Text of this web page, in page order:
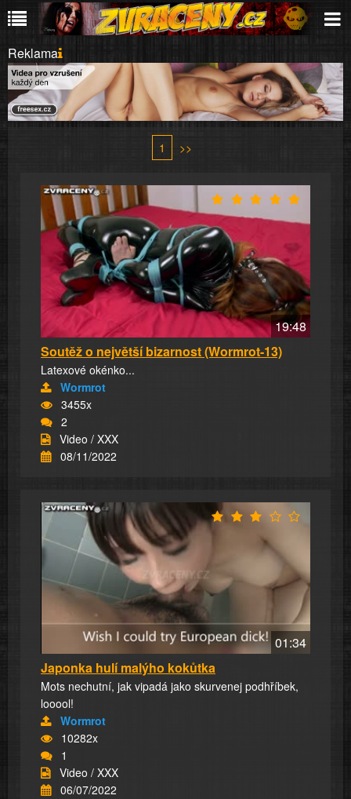
Reklama
1 >>
19:48
Soutěž o největší bizarnost (Wormrot-13)
Latexové okénko...
Wormrot
3455x
2
Video / XXX
08/11/2022
01:34
Japonka hulí malýho kokůtka
Mots nechutní, jak vipadá jako skurvenej podhříbek,
looool!
Wormrot
10282x
1
Video / XXX
06/07/2022